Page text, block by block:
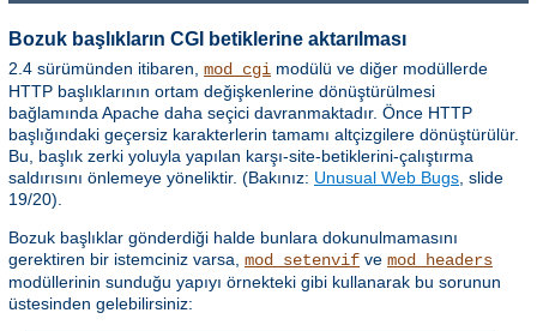
Bozuk başlıkların CGI betiklerine aktarılması
2.4 sürümünden itibaren, mod_cgi modülü ve diğer modüllerde
HTTP başlıklarının ortam değişkenlerine dönüştürülmesi
bağlamında Apache daha seçici davranmaktadır. Önce HTTP
başlığındaki geçersiz karakterlerin tamamı altçizgilere dönüştürülür.
Bu, başlık zerki yoluyla yapılan karşı-site-betiklerini-çalıştırma
saldırısını önlemeye yöneliktir. (Bakınız: Unusual Web Bugs, slide
19/20).
Bozuk başlıklar gönderdiği halde bunlara dokunulmamasını
gerektiren bir istemciniz varsa, mod_setenvif ve mod_headers
modüllerinin sunduğu yapıyı örnekteki gibi kullanarak bu sorunun
üstesinden gelebilirsiniz: